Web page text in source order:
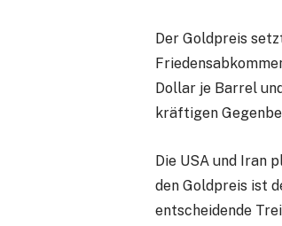
Der Goldpreis
Dollar je Barrel
kräftigen
Die USA und Iran
den Goldpreis ist
entscheidende